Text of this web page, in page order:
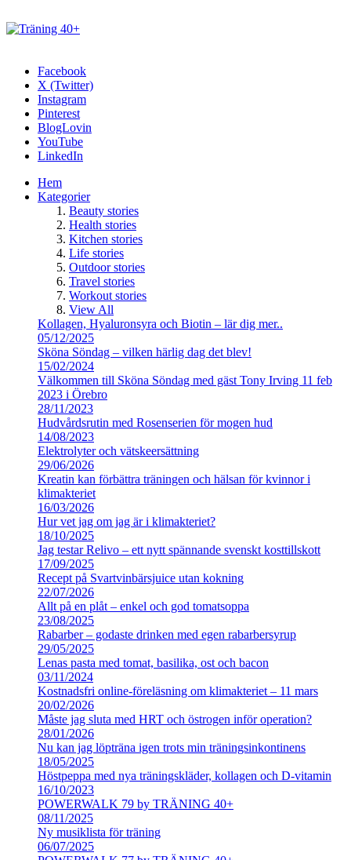
Facebook
X (Twitter)
Instagram
Pinterest
BlogLovin
YouTube
LinkedIn
Hem
Kategorier
Beauty stories
Health stories
Kitchen stories
Life stories
Outdoor stories
Travel stories
Workout stories
View All
Kollagen, Hyaluronsyra och Biotin – lär dig mer..
05/12/2025
Sköna Söndag – vilken härlig dag det blev!
15/02/2024
Välkommen till Sköna Söndag med gäst Tony Irving 11 feb
2023 i Örebro
28/11/2023
Hudvårdsrutin med Rosenserien för mogen hud
14/08/2023
Elektrolyter och vätskeersättning
29/06/2026
Kreatin kan förbättra träningen och hälsan för kvinnor i
klimakteriet
16/03/2026
Hur vet jag om jag är i klimakteriet?
18/10/2025
Jag testar Relivo – ett nytt spännande svenskt kosttillskott
17/09/2025
Recept på Svartvinbärsjuice utan kokning
22/07/2026
Allt på en plåt – enkel och god tomatsoppa
23/08/2025
Rabarber – godaste drinken med egen rabarbersyrup
29/05/2025
Lenas pasta med tomat, basilika, ost och bacon
03/11/2024
Kostnadsfri online-föreläsning om klimakteriet – 11 mars
20/02/2026
Måste jag sluta med HRT och östrogen inför operation?
28/01/2026
Nu kan jag löpträna igen trots min träningsinkontinens
18/05/2025
Höstpeppa med nya träningskläder, kollagen och D-vitamin
16/10/2023
POWERWALK 79 by TRÄNING 40+
08/11/2025
Ny musiklista för träning
06/07/2025